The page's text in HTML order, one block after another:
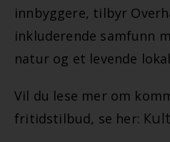
innbyggere, tilbyr
inkluderende samfunn
natur og et levende
Vil du lese mer om
fritidstilbud, se her: